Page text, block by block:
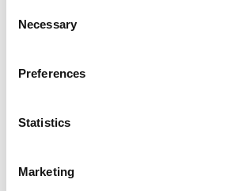
Selection
Necessary
Preferences
Statistics
Marketing
Inloggen